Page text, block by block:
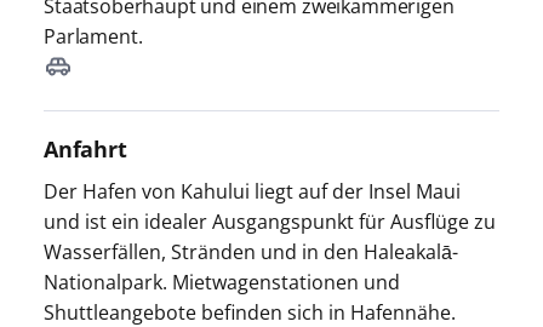
Staatsoberhaupt und einem zweikammerigen
Parlament.
Anfahrt
Der Hafen von Kahului liegt auf der Insel Maui
und ist ein idealer Ausgangspunkt für Ausflüge zu
Wasserfällen, Stränden und in den Haleakalā-
Nationalpark. Mietwagenstationen und
Shuttleangebote befinden sich in Hafennähe.